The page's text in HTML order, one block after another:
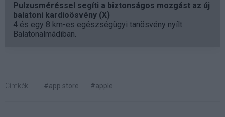
Pulzusméréssel segíti a biztonságos mozgást az új
balatoni kardioösvény (X)
4 és egy 8 km-es egészségügyi tanösvény nyílt
Balatonalmádiban.
Címkék: #app store #apple